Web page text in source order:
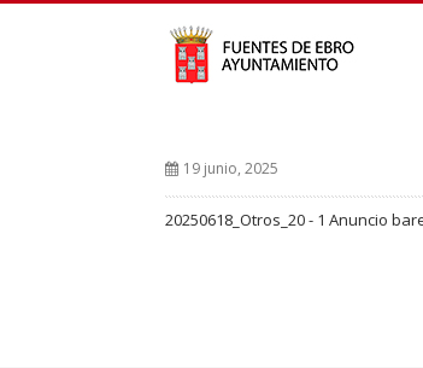
19 junio, 2025
20250618_Otros_20 - 1 Anuncio